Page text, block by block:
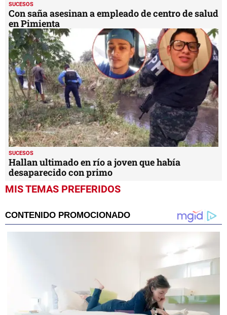
SUCESOS
Con saña asesinan a empleado de centro de salud
en Pimienta
SUCESOS
Hallan ultimado en río a joven que había
desaparecido con primo
MIS TEMAS PREFERIDOS